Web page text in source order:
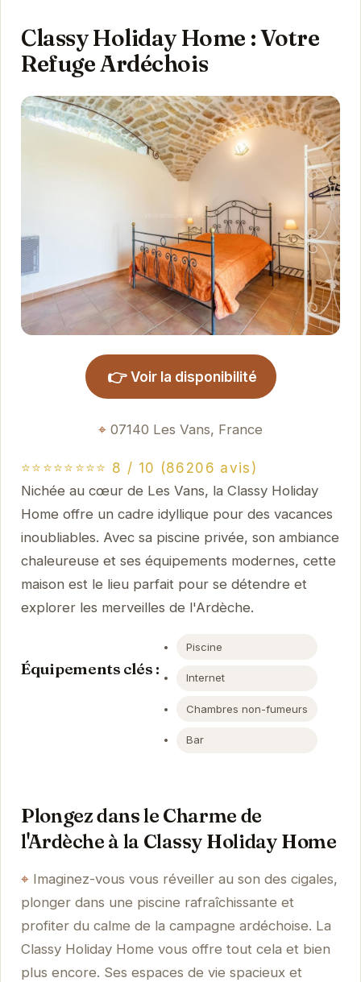
Classy Holiday Home : Votre
Refuge Ardéchois
👉 Voir la disponibilité
07140 Les Vans, France
⭐⭐⭐⭐⭐⭐⭐⭐ 8 / 10 (86206 avis)
Nichée au cœur de Les Vans, la Classy Holiday
Home offre un cadre idyllique pour des vacances
inoubliables. Avec sa piscine privée, son ambiance
chaleureuse et ses équipements modernes, cette
maison est le lieu parfait pour se détendre et
explorer les merveilles de l'Ardèche.
Équipements clés :
Piscine
Internet
Chambres non-fumeurs
Bar
Plongez dans le Charme de
l'Ardèche à la Classy Holiday Home
Imaginez-vous vous réveiller au son des cigales,
plonger dans une piscine rafraîchissante et
profiter du calme de la campagne ardéchoise. La
Classy Holiday Home vous offre tout cela et bien
plus encore. Ses espaces de vie spacieux et